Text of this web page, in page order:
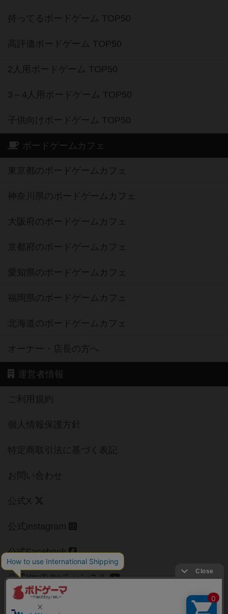
持ってるボードゲーム TOP50
高評価ボードゲーム TOP50
2人用ボードゲーム TOP50
3～4人用ボードゲーム TOP50
子供向けボードゲーム TOP50
ボードゲームカフェ
東京都のボードゲームカフェ
神奈川県のボードゲームカフェ
大阪府のボードゲームカフェ
京都府のボードゲームカフェ
愛知県のボードゲームカフェ
福岡県のボードゲームカフェ
北海道のボードゲームカフェ
オーナー・店長の方へ
運営者情報
ご利用規約
個人情報保護方針
特定商取引法に基づく表記
お問い合わせ
公式X
公式instagram
公式Facebook
公式YouTubeチャンネル